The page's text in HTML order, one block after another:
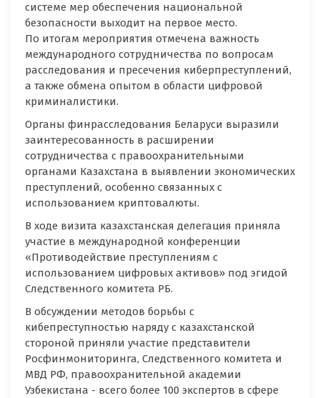
системе мер обеспечения национальной
безопасности выходит на первое место.
По итогам мероприятия отмечена важность
международного сотрудничества по вопросам
расследования и пресечения киберпреступлений,
а также обмена опытом в области цифровой
криминалистики.
Органы финрасследования Беларуси выразили
заинтересованность в расширении
сотрудничества с правоохранительными
органами Казахстана в выявлении экономических
преступлений, особенно связанных с
использованием криптовалюты.
В ходе визита казахстанская делегация приняла
участие в международной конференции
«Противодействие преступлениям с
использованием цифровых активов» под эгидой
Следственного комитета РБ.
В обсуждении методов борьбы с
кибепреступностью наряду с казахстанской
стороной приняли участие представители
Росфинмониторинга, Следственного комитета и
МВД РФ, правоохранительной академии
Узбекистана - всего более 100 экспертов в сфере